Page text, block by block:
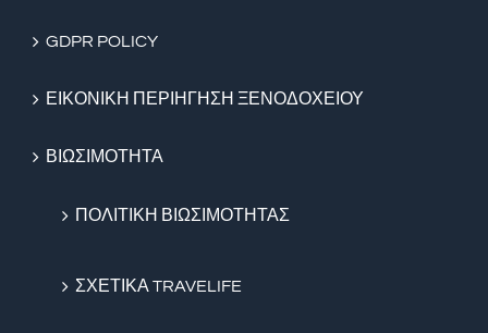
GDPR POLICY
ΕΙΚΟΝΙΚΗ ΠΕΡΙΗΓΗΣΗ ΞΕΝΟΔΟΧΕΙΟΥ
ΒΙΩΣΙΜΟΤΗΤΑ
ΠΟΛΙΤΙΚΗ ΒΙΩΣΙΜΟΤΗΤΑΣ
ΣΧΕΤΙΚΑ TRAVELIFE